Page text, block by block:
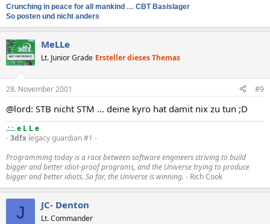
Crunching in peace for all mankind .... CBT Basislager
So posten und nicht anders
MeLLe
Lt. Junior Grade Ersteller dieses Themas
28. November 2001 #9
@lord: STB nicht STM ... deine kyro hat damit nix zu tun ;D
.:.:. e L L e
-3dfx legacy guardian #1 -
Programming today is a race between software engineers striving to build
bigger and better idiot-proof programs, and the Universe trying to produce
bigger and better idiots. So far, the Universe is winning. - Rich Cook
J JC- Denton
Lt. Commander